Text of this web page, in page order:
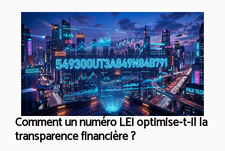
Comment un numéro LEI optimise-t-il la
transparence financière ?